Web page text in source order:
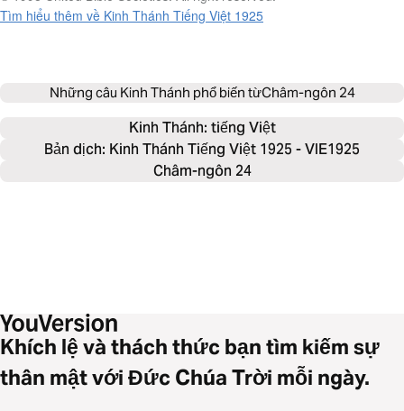
Tìm hiểu thêm về Kinh Thánh Tiếng Việt 1925
Những câu Kinh Thánh phổ biến từChâm-ngôn 24
Kinh Thánh: tiếng Việt
Bản dịch: Kinh Thánh Tiếng Việt 1925 - VIE1925
Châm-ngôn 24
Khích lệ và thách thức bạn tìm kiếm sự
thân mật với Đức Chúa Trời mỗi ngày.